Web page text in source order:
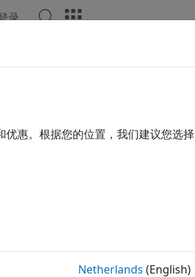
录
惠。根据您的位置，我们建议您选择
Netherlands (English)